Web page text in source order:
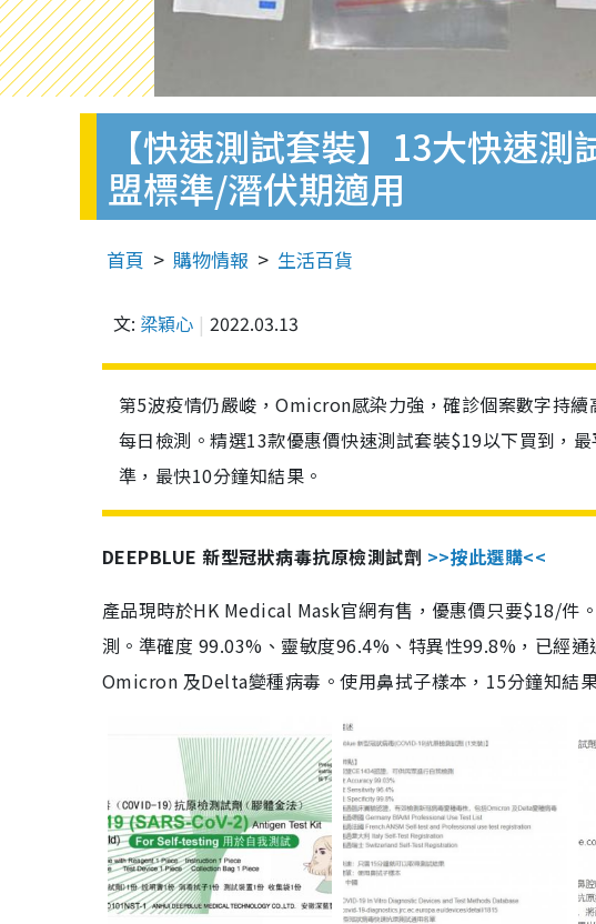
【快速測試套裝】13大快速
盟標準/潛伏期適用
首頁 購物情報 生活百貨
文: 梁穎心 2022.03.13
第5波疫情仍嚴峻，Omicron感染力強，確診個案數字持
每日檢測。精選13款優惠價快速測試套裝$19以下買到，
準，最快10分鐘知結果。
DEEPBLUE 新型冠狀病毒抗原檢測試劑 >>按此選購<<
產品現時於HK Medical Mask官網有售，優惠價只要$18/件
測。準確度 99.03%、靈敏度96.4%、特異性99.8%，已經
Omicron 及Delta變種病毒。使用鼻拭子樣本，15分鐘知結